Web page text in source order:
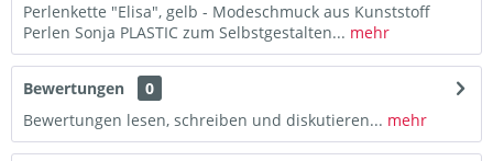
Perlenkette "Elisa", gelb - Modeschmuck aus Kunststoff
Perlen Sonja PLASTIC zum Selbstgestalten... mehr
Bewertungen
0
Bewertungen lesen, schreiben und diskutieren... mehr